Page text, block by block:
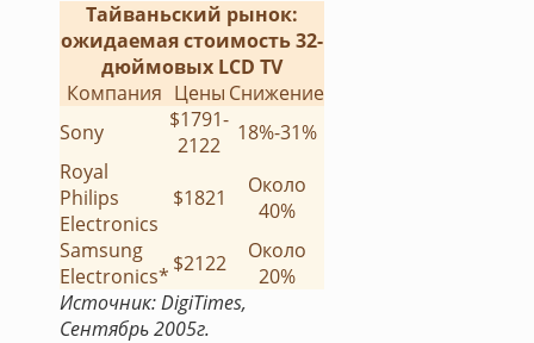
Тайваньский рынок:
ожидаемая стоимость 32-
дюймовых LCD TV
Компания Цены Снижение
Sony
$1791-
2122
18%-31%
Royal
Philips
Electronics
$1821
Около
40%
Samsung
Electronics* $2122
Около
20%
Источник: DigiTimes,
Сентябрь 2005г.